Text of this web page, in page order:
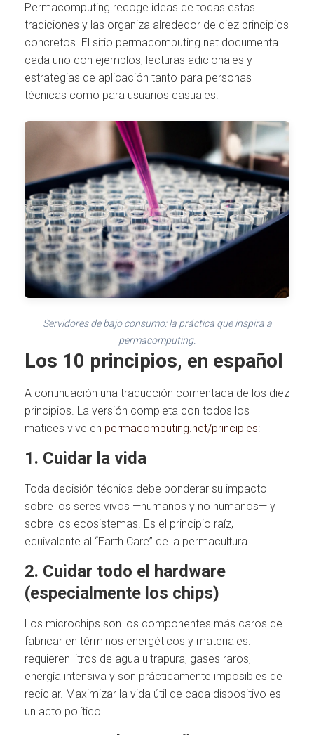
Permacomputing recoge ideas de todas estas
tradiciones y las organiza alrededor de diez principios
concretos. El sitio permacomputing.net documenta
cada uno con ejemplos, lecturas adicionales y
estrategias de aplicación tanto para personas
técnicas como para usuarios casuales.
Servidores de bajo consumo: la práctica que inspira a
permacomputing.
Los 10 principios, en español
A continuación una traducción comentada de los diez
principios. La versión completa con todos los
matices vive en permacomputing.net/principles:
1. Cuidar la vida
Toda decisión técnica debe ponderar su impacto
sobre los seres vivos —humanos y no humanos— y
sobre los ecosistemas. Es el principio raíz,
equivalente al “Earth Care” de la permacultura.
2. Cuidar todo el hardware
(especialmente los chips)
Los microchips son los componentes más caros de
fabricar en términos energéticos y materiales:
requieren litros de agua ultrapura, gases raros,
energía intensiva y son prácticamente imposibles de
reciclar. Maximizar la vida útil de cada dispositivo es
un acto político.